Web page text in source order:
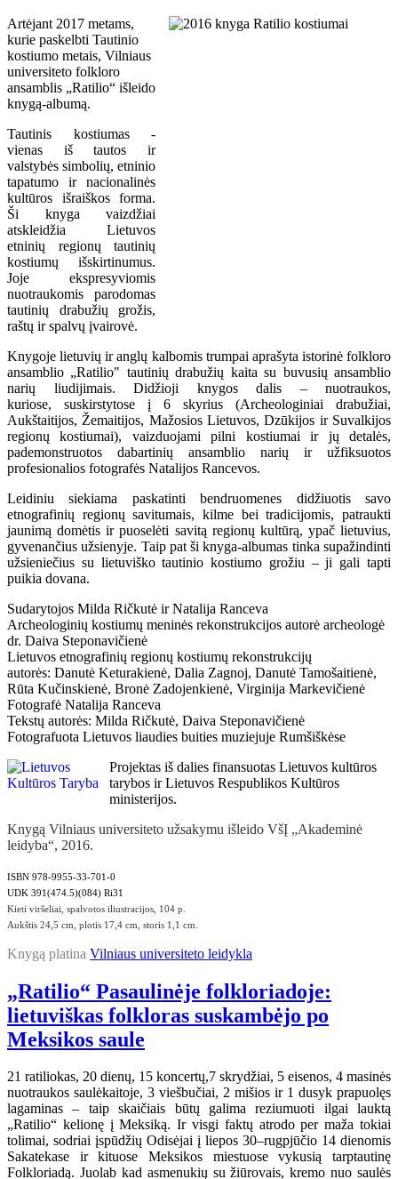
Artėjant 2017 metams,
kurie paskelbti Tautinio
kostiumo metais, Vilniaus
universiteto folkloro
ansamblis „Ratilio“ išleido
knygą-albumą.
Tautinis kostiumas -
vienas iš tautos ir
valstybės simbolių, etninio
tapatumo ir nacionalinės
kultūros išraiškos forma.
Ši knyga vaizdžiai
atskleidžia Lietuvos
etninių regionų tautinių
kostiumų išskirtinumus.
Joje ekspresyviomis
nuotraukomis parodomas
tautinių drabužių grožis,
raštų ir spalvų įvairovė.
Knygoje lietuvių ir anglų kalbomis trumpai aprašyta istorinė folkloro
ansamblio „Ratilio" tautinių drabužių kaita su buvusių ansamblio
narių liudijimais. Didžioji knygos dalis – nuotraukos,
kuriose, suskirstytose į 6 skyrius (Archeologiniai drabužiai,
Aukštaitijos, Žemaitijos, Mažosios Lietuvos, Dzūkijos ir Suvalkijos
regionų kostiumai), vaizduojami pilni kostiumai ir jų detalės,
pademonstruotos dabartinių ansamblio narių ir užfiksuotos
profesionalios fotografės Natalijos Rancevos.
Leidiniu siekiama paskatinti bendruomenes didžiuotis savo
etnografinių regionų savitumais, kilme bei tradicijomis, patraukti
jaunimą domėtis ir puoselėti savitą regionų kultūrą, ypač lietuvius,
gyvenančius užsienyje. Taip pat ši knyga-albumas tinka supažindinti
užsieniečius su lietuviško tautinio kostiumo grožiu – ji gali tapti
puikia dovana.
Sudarytojos Milda Ričkutė ir Natalija Ranceva
Archeologinių kostiumų meninės rekonstrukcijos autorė archeologė
dr. Daiva Steponavičienė
Lietuvos etnografinių regionų kostiumų rekonstrukcijų
autorės: Danutė Keturakienė, Dalia Zagnoj, Danutė Tamošaitienė,
Rūta Kučinskienė, Bronė Zadojenkienė, Virginija Markevičienė
Fotografė Natalija Ranceva
Tekstų autorės: Milda Ričkutė, Daiva Steponavičienė
Fotografuota Lietuvos liaudies buities muziejuje Rumšiškėse
Projektas iš dalies finansuotas Lietuvos kultūros
tarybos ir Lietuvos Respublikos Kultūros
ministerijos.
Knygą Vilniaus universiteto užsakymu išleido VšĮ „Akademinė
leidyba“, 2016.
ISBN 978-9955-33-701-0
UDK 391(474.5)(084) Ri31
Kieti viršeliai, spalvotos iliustracijos, 104 p.
Aukštis 24,5 cm, plotis 17,4 cm, storis 1,1 cm.
Knygą platina Vilniaus universiteto leidykla
„Ratilio“ Pasaulinėje folkloriadoje:
lietuviškas folkloras suskambėjo po
Meksikos saule
21 ratiliokas, 20 dienų, 15 koncertų,7 skrydžiai, 5 eisenos, 4 masinės
nuotraukos saulėkaitoje, 3 viešbučiai, 2 mišios ir 1 dusyk prapuolęs
lagaminas – taip skaičiais būtų galima reziumuoti ilgai lauktą
„Ratilio“ kelionę į Meksiką. Ir visgi faktų atrodo per maža tokiai
tolimai, sodriai įspūdžių Odisėjai į liepos 30–rugpjūčio 14 dienomis
Sakatekase ir kituose Meksikos miestuose vykusią tarptautinę
Folkloriadą. Juolab kad asmenukių su žiūrovais, kremo nuo saulės